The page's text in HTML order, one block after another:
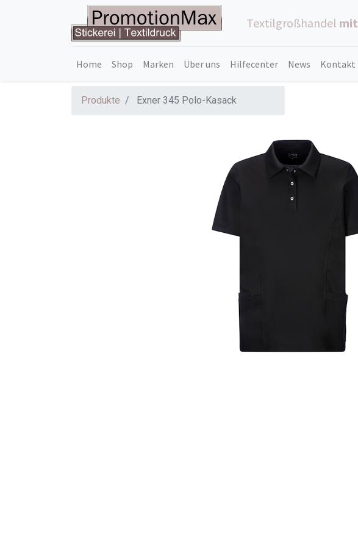
Textilgroßhandel mit
Home Shop Marken Über uns Hilfecenter News Kontakt
Produkte Exner 345 Polo-Kasack